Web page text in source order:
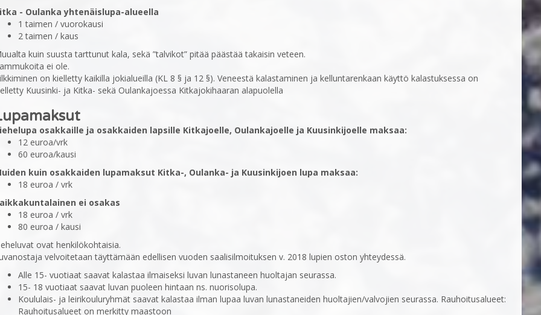
- Oulanka yhtenäislupa-alueella
1 taimen / vuorokausi
2 taimen / kaus
kuin suusta tarttunut kala, sekä ”talvikot” pitää päästää takaisin veteen.
ei ole.
on kielletty kaikilla jokialueilla (KL 8 § ja 12 §). Veneestä kalastaminen ja kelluntarenkaan käyttö kalastuksessa on
Kuusinki- ja Kitka- sekä Oulankajoessa Kitkajokihaaran alapuolella
osakkaille ja osakkaiden lapsille Kitkajoelle, Oulankajoelle ja Kuusinkijoelle maksaa:
12 euroa/vrk
60 euroa/kausi
kuin osakkaiden lupamaksut Kitka-, Oulanka- ja Kuusinkijoen lupa maksaa:
18 euroa / vrk
ei osakas
18 euroa / vrk
80 euroa / kausi
ovat henkilökohtaisia.
velvoitetaan täyttämään edellisen vuoden saalisilmoituksen v. 2018 lupien oston yhteydessä.
Alle 15- vuotiaat saavat kalastaa ilmaiseksi luvan lunastaneen huoltajan seurassa.
15- 18 vuotiaat saavat luvan puoleen hintaan ns. nuorisolupa.
Koululais- ja leirikouluryhmät saavat kalastaa ilman lupaa luvan lunastaneiden huoltajien/valvojien seurassa. Rauhoitusalueet:
Rauhoitusalueet on merkitty maastoon